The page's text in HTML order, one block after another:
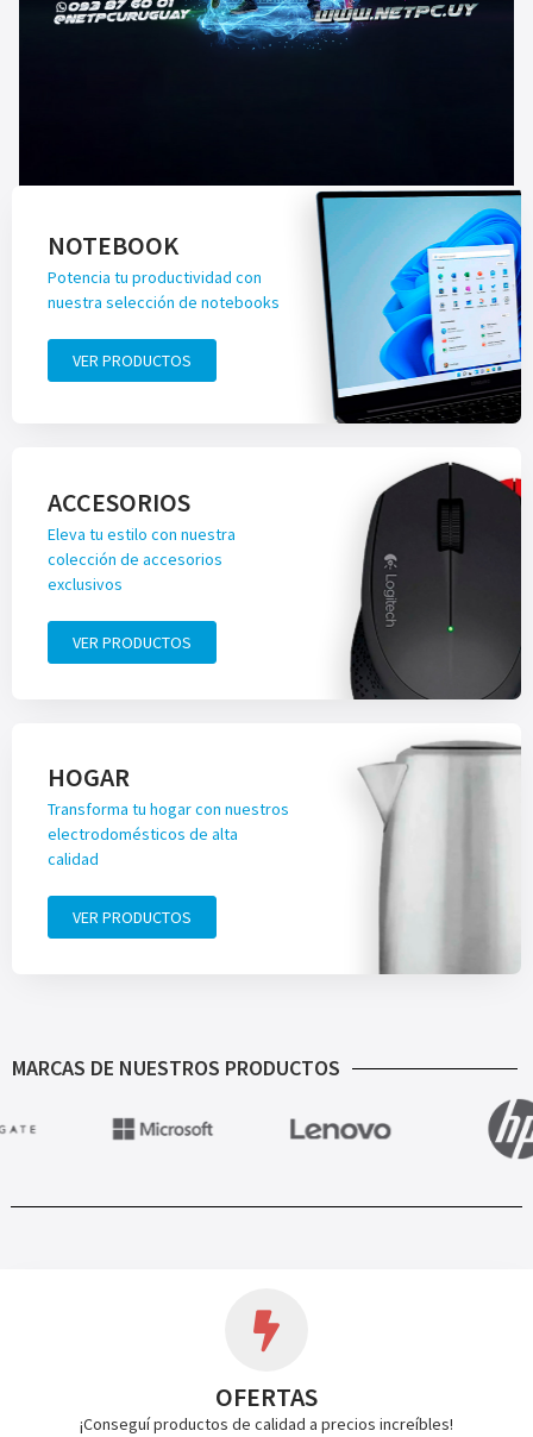
NOTEBOOK
Potencia tu productividad con
nuestra selección de notebooks
VER PRODUCTOS
ACCESORIOS
Eleva tu estilo con nuestra
colección de accesorios
exclusivos
VER PRODUCTOS
HOGAR
Transforma tu hogar con nuestros
electrodomésticos de alta
calidad
VER PRODUCTOS
MARCAS DE NUESTROS PRODUCTOS
OFERTAS
¡Conseguí productos de calidad a precios increíbles!